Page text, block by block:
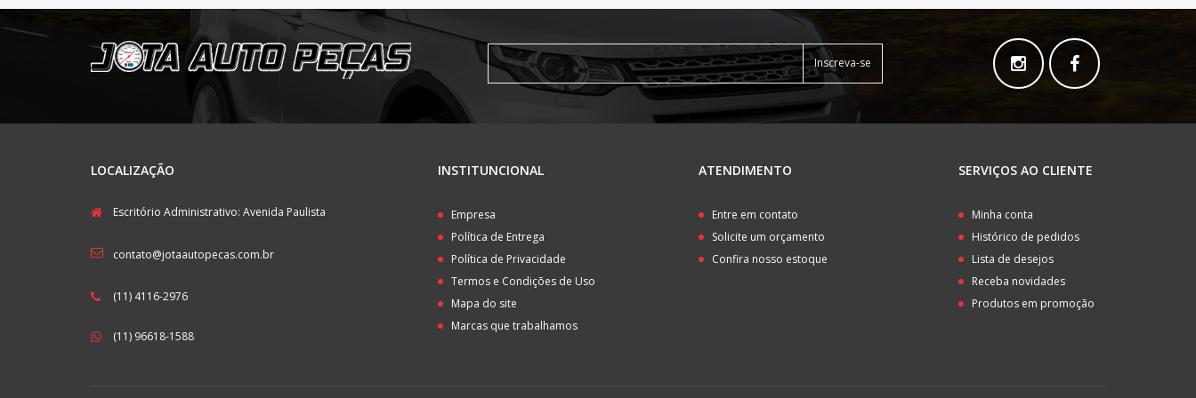
Inscreva-se
LOCALIZAÇÃO
Escritório Administrativo: Avenida Paulista
contato@jotaautopecas.com.br
(11) 4116-2976
(11) 96618-1588
INSTITUNCIONAL
Empresa
Política de Entrega
Política de Privacidade
Termos e Condições de Uso
Mapa do site
Marcas que trabalhamos
ATENDIMENTO
Entre em contato
Solicite um orçamento
Confira nosso estoque
SERVIÇOS AO CLIENTE
Minha conta
Histórico de pedidos
Lista de desejos
Receba novidades
Produtos em promoção